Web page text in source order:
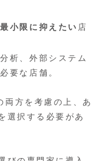
小限に抑えたい 店
析、外部システム
要な店舗。
両方を考慮の上、あ
選択する必要があ